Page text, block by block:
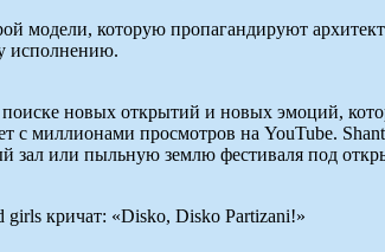
модели, которую пропагандируют
исполнению.
новых открытий и новых эмоций,
с миллионами просмотров на YouTube.
зал или пыльную землю фестиваля под
girls кричат: «Disko, Disko Partizani!»